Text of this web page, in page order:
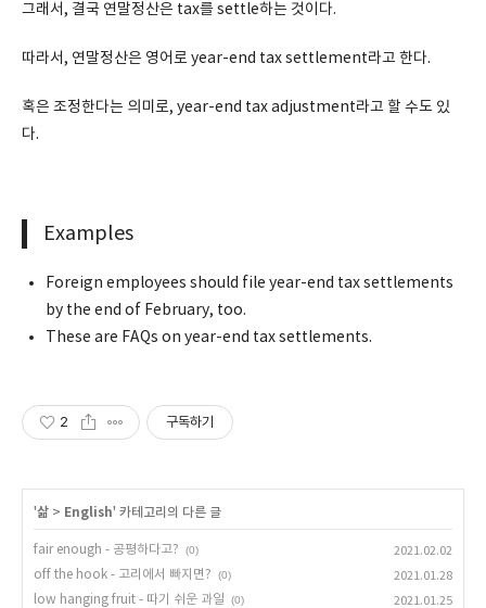
그래서, 결국 연말정산은 tax를 settle하는 것이다.
따라서, 연말정산은 영어로 year-end tax settlement라고 한다.
혹은 조정한다는 의미로, year-end tax adjustment라고 할 수도 있
다.
Examples
Foreign employees should file year-end tax settlements
by the end of February, too.
These are FAQs on year-end tax settlements.
2 구독하기
'삶 > English' 카테고리의 다른 글
fair enough - 공평하다고? (0)
2021.02.02
off the hook - 고리에서 빠지면?
(0)
2021.01.28
low hanging fruit - 따기 쉬운 과일
(0)
2021.01.25